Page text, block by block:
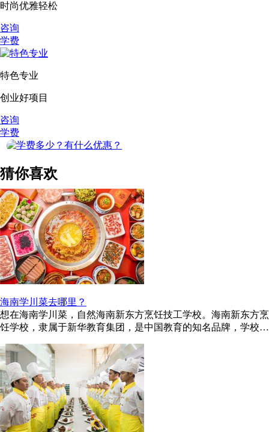
时尚优雅轻松
咨询
学费
特色专业
创业好项目
咨询
学费
猜你喜欢
海南学川菜去哪里？
想在海南学川菜，自然海南新东方烹饪技工学校。海南新东方烹
饪学校，隶属于新华教育集团，是中国教育的知名品牌，学校名